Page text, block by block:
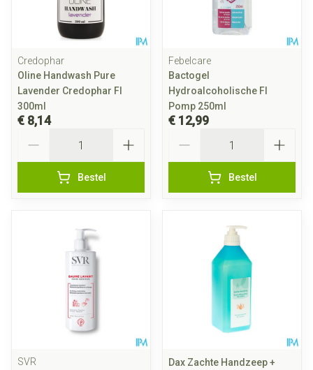
Credophar
Oline Handwash Pure
Lavender Credophar Fl
300ml
€ 8,14
Bestel
Febelcare
Bactogel
Hydroalcoholische Fl
Pomp 250ml
€ 12,99
Bestel
SVR
Dax Zachte Handzeep +